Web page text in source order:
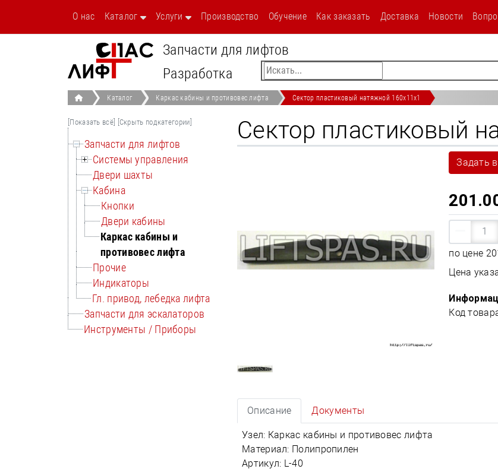
текст
О нас Каталог Услуги Производство Обучение Как заказать Доставка Новости
Запчасти для лифтов
Разработка
Каталог Каркас кабины и противовес лифта Сектор пластиковый натяжной 160х11х1
Сектор пластиковый
Задать
по цене
Цена
Код
Описание Документы
Узел: Каркас кабины и противовес лифта
Материал: Полипропилен
Артикул: L-40
[Показать всё] [Скрыть подкатегории]
Запчасти для лифтов
Системы управления
Двери шахты
Кабина
Кнопки
Двери кабины
Каркас кабины и
противовес лифта
Прочие
Индикаторы
Гл. привод, лебедка лифта
Запчасти для эскалаторов
Инструменты / Приборы